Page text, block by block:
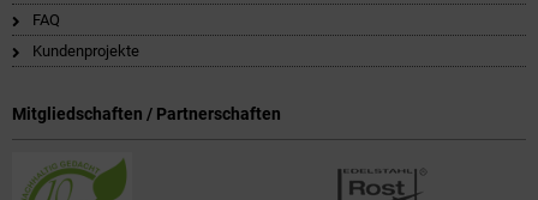
FAQ
Kundenprojekte
Mitgliedschaften / Partnerschaften